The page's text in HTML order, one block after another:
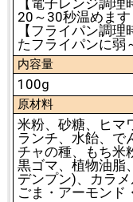
【電子レンジ調
20～30秒温めます
【フライパン調
たフライパンに弱
内容量
100g
原材料
米粉、砂糖、ヒマ
ランチ、水飴、で
チャの種、もち米
黒ゴマ、植物油脂
デンプン)、カラ
ごま・アーモンド